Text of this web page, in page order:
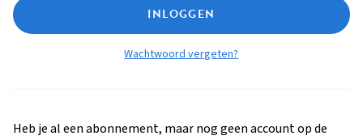
INLOGGEN
Wachtwoord vergeten?
Heb je al een abonnement, maar nog geen account op de